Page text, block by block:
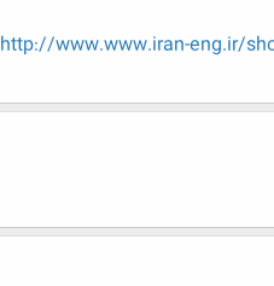
http://www.www.iran-eng.ir/